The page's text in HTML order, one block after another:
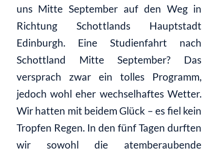
uns Mitte September auf den Weg in
Richtung Schottlands Hauptstadt
Edinburgh. Eine Studienfahrt nach
Schottland Mitte September? Das
versprach zwar eintolles Programm,
jedoch wohl eher wechselhaftes Wetter.
Wir hatten mit beidem Glück – es fiel kein
Tropfen Regen. In den fünf Tagen durften
wir sowohl die atemberaubende